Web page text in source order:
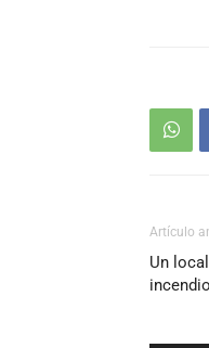
Artículo
Un